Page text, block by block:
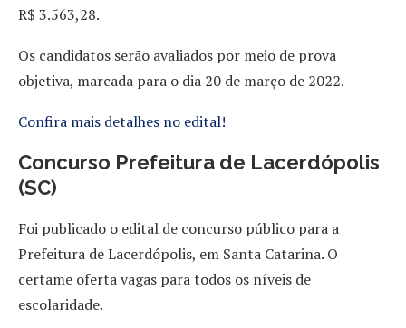
R$ 3.563,28.
Os candidatos serão avaliados por meio de prova
objetiva, marcada para o dia 20 de março de 2022.
Confira mais detalhes no edital!
Concurso Prefeitura de Lacerdópolis
(SC)
Foi publicado o edital de concurso público para a
Prefeitura de Lacerdópolis, em Santa Catarina. O
certame oferta vagas para todos os níveis de
escolaridade.